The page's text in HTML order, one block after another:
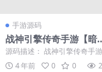
手游源码
战神引擎传奇手游【暗
火龙】开服商业win服
端+安卓客户端
源码描述： 战神引擎传奇手游
【暗黑火龙】开服商业win服务
+安卓客户端+架设教...
4 年前 0 0